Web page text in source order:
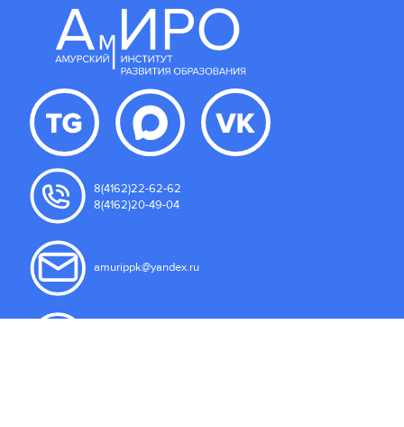
8(4162)22-62-62
8(4162)20-49-04
amurippk@yandex.ru